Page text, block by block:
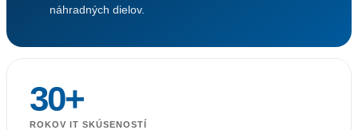
náhradných dielov.
30+
ROKOV IT SKÚSENOSTÍ